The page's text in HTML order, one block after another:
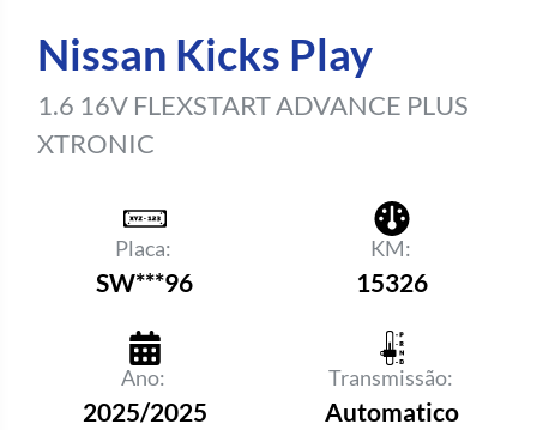
Nissan Kicks Play
1.6 16V FLEXSTART ADVANCE PLUS
XTRONIC
Placa:
SW***96
KM:
15326
Ano:
2025/2025
Transmissão:
Automatico